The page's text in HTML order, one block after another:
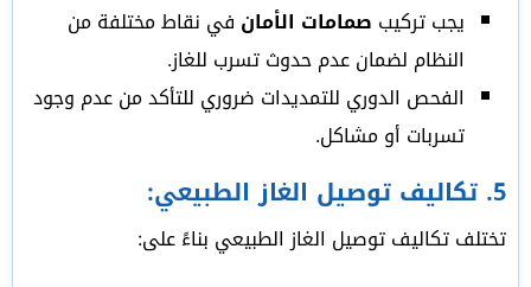
يجب تركيب صمامات الأمان في نقاط مختلفة من
النظام لضمان عدم حدوث تسرب للغاز.
الفحص الدوري للتمديدات ضروري للتأكد من عدم وجود
تسربات أو مشاكل.
5. تكاليف توصيل الغاز الطبيعي:
تختلف تكاليف توصيل الغاز الطبيعي بناءً على: